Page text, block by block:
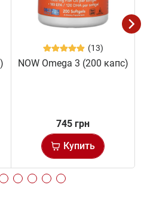
(13)
NOW Omega 3 (200 капс)
745 грн
Купить